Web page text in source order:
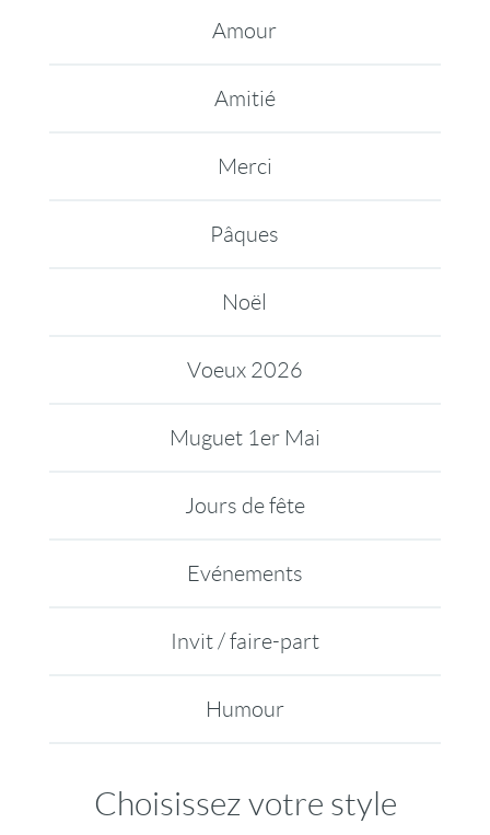
Amour
Amitié
Merci
Pâques
Noël
Voeux 2026
Muguet 1er Mai
Jours de fête
Evénements
Invit / faire-part
Humour
Choisissez votre style